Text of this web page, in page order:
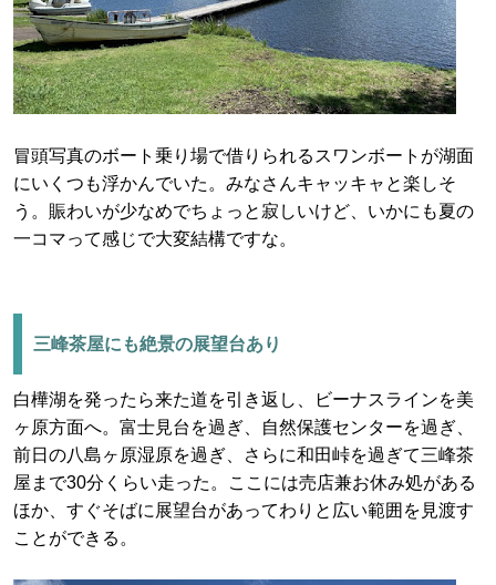
冒頭写真のボート乗り場で借りられるスワンボートが湖面
にいくつも浮かんでいた。みなさんキャッキャと楽しそ
う。賑わいが少なめでちょっと寂しいけど、いかにも夏の
一コマって感じで大変結構ですな。
三峰茶屋にも絶景の展望台あり
白樺湖を発ったら来た道を引き返し、ビーナスラインを美
ヶ原方面へ。富士見台を過ぎ、自然保護センターを過ぎ、
前日の八島ヶ原湿原を過ぎ、さらに和田峠を過ぎて三峰茶
屋まで30分くらい走った。ここには売店兼お休み処がある
ほか、すぐそばに展望台があってわりと広い範囲を見渡す
ことができる。